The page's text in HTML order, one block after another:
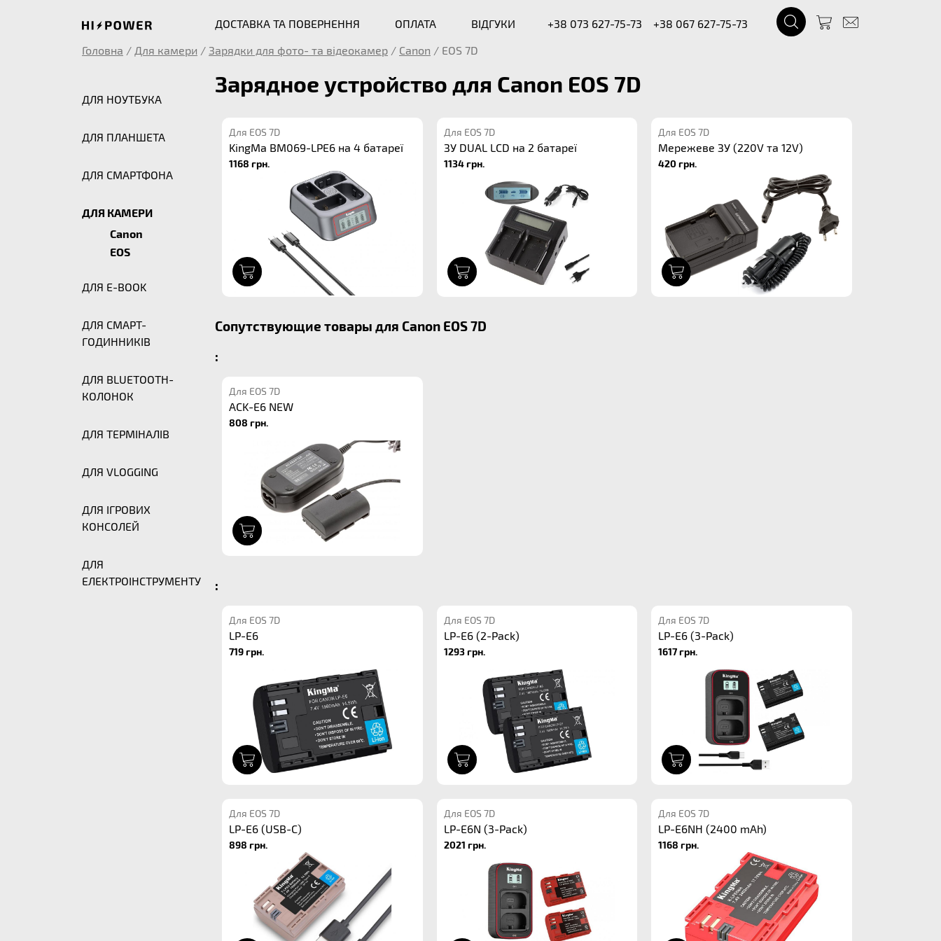
ДОСТАВКА ТА ПОВЕРНЕННЯ ОПЛАТА ВІДГУКИ +38 073 627-75-73
+38 067 627-75-73
Головна / Для камери / Зарядки для фото- та відеокамер / Canon / EOS 7D
ДЛЯ НОУТБУКА
ДЛЯ ПЛАНШЕТА
ДЛЯ СМАРТФОНА
ДЛЯ КАМЕРИ
Canon
EOS
ДЛЯ E-BOOK
ДЛЯ СМАРТ-
ГОДИННИКІВ
ДЛЯ BLUETOOTH-
КОЛОНОК
ДЛЯ ТЕРМІНАЛІВ
ДЛЯ VLOGGING
ДЛЯ ІГРОВИХ
КОНСОЛЕЙ
ДЛЯ
ЕЛЕКТРОІНСТРУМЕНТУ
Зарядное устройство для Canon EOS 7D
Для EOS 7D
KingMa BM069-LPE6 на 4 батареї
1168 грн.
Для EOS 7D
ЗУ DUAL LCD на 2 батареї
1134 грн.
Для EOS 7D
Мережеве ЗУ (220V та 12V)
420 грн.
Сопутствующие товары для Canon EOS 7D
:
Для EOS 7D
ACK-E6 NEW
808 грн.
:
Для EOS 7D
LP-E6
719 грн.
Для EOS 7D
LP-E6 (2-Pack)
1293 грн.
Для EOS 7D
LP-E6 (3-Pack)
1617 грн.
Для EOS 7D
LP-E6 (USB-C)
898 грн.
Для EOS 7D
LP-E6N (3-Pack)
2021 грн.
Для EOS 7D
LP-E6NH (2400 mAh)
1168 грн.